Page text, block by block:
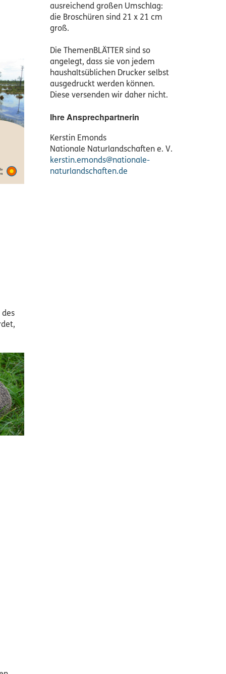
des
ausreichend großen Umschlag:
die Broschüren sind 21 x 21 cm
groß.
Die ThemenBLÄTTER sind so
angelegt, dass sie von jedem
haushaltsüblichen Drucker selbst
ausgedruckt werden können.
Diese versenden wir daher nicht.
Ihre Ansprechpartnerin
Kerstin Emonds
Nationale Naturlandschaften e. V.
kerstin.emonds@nationale-
naturlandschaften.de